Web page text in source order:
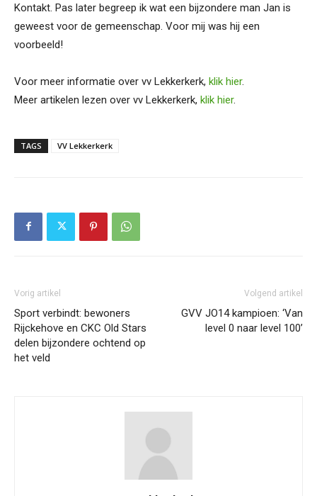
Kontakt. Pas later begreep ik wat een bijzondere man Jan is
geweest voor de gemeenschap. Voor mij was hij een
voorbeeld!
Voor meer informatie over vv Lekkerkerk, klik hier.
Meer artikelen lezen over vv Lekkerkerk, klik hier.
TAGS VV Lekkerkerk
Vorig artikel
Sport verbindt: bewoners
Rijckehove en CKC Old Stars
delen bijzondere ochtend op
het veld
Volgend artikel
GVV JO14 kampioen: ‘Van
level 0 naar level 100’